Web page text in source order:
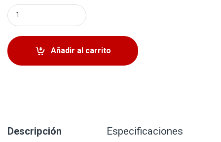
Plato Delantero Derecho Toyota Yaris 2006-2018 quantity
Añadir al carrito
Descripción Especificaciones